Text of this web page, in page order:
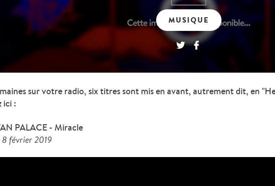
MUSIQUE
sur votre radio, six titres sont mis en avant, autrement dit, en
ici :
PALACE - Miracle
février 2019